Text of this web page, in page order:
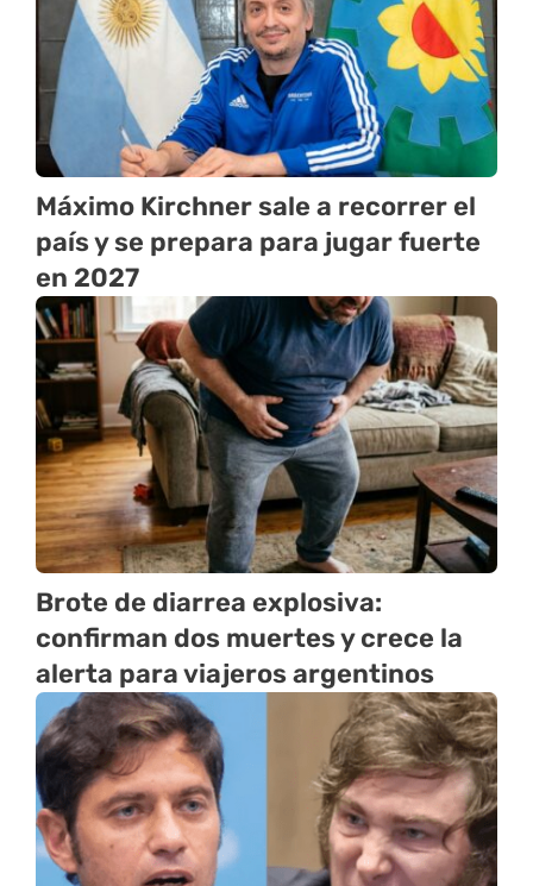
Máximo Kirchner sale a recorrer el
país y se prepara para jugar fuerte
en 2027
Brote de diarrea explosiva:
confirman dos muertes y crece la
alerta para viajeros argentinos